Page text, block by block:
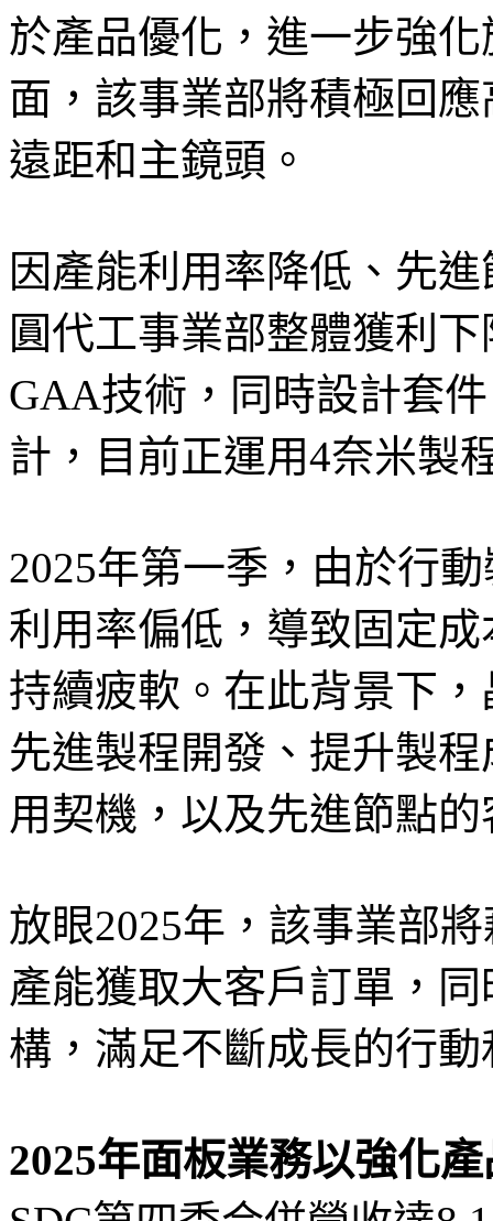
於產品優化，進一步強
面，該事業部將積極回
遠距和主鏡頭。
因產能利用率降低、先
圓代工事業部整體獲利
GAA技術，同時設計套
計，目前正運用4奈米製
2025年第一季，由於行
利用率偏低，導致固定
持續疲軟。在此背景下
先進製程開發、提升製
用契機，以及先進節點
放眼2025年，該事業部
產能獲取大客戶訂單，
構，滿足不斷成長的行動
2025年面板業務以強化